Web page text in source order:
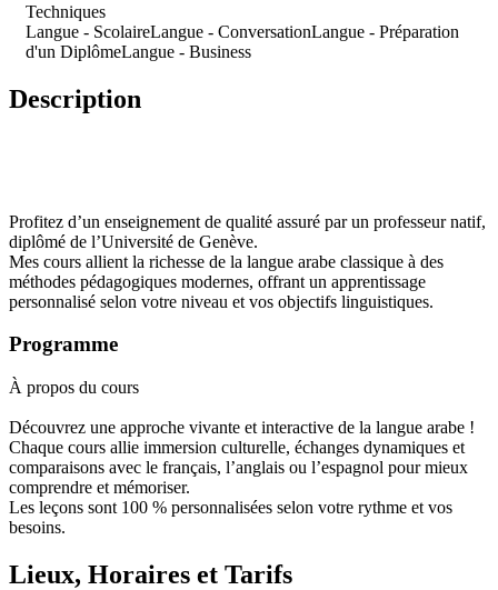
Techniques
Langue - ScolaireLangue - ConversationLangue - Préparation
d'un DiplômeLangue - Business
Description
Profitez d’un enseignement de qualité assuré par un professeur natif,
diplômé de l’Université de Genève.
Mes cours allient la richesse de la langue arabe classique à des
méthodes pédagogiques modernes, offrant un apprentissage
personnalisé selon votre niveau et vos objectifs linguistiques.
Programme
À propos du cours
Découvrez une approche vivante et interactive de la langue arabe !
Chaque cours allie immersion culturelle, échanges dynamiques et
comparaisons avec le français, l’anglais ou l’espagnol pour mieux
comprendre et mémoriser.
Les leçons sont 100 % personnalisées selon votre rythme et vos
besoins.
Lieux, Horaires et Tarifs